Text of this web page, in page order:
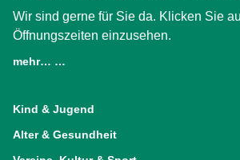
Wir sind gerne für Sie da. Klicken Sie
Öffnungszeiten einzusehen.
mehr… …
Kind & Jugend
Alter & Gesundheit